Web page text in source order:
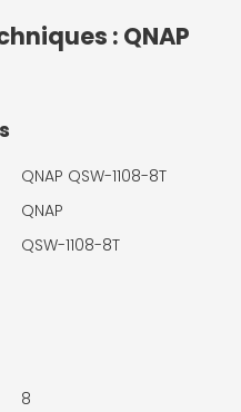
: QNAP
QNAP QSW-1108-8T
QNAP
QSW-1108-8T
8